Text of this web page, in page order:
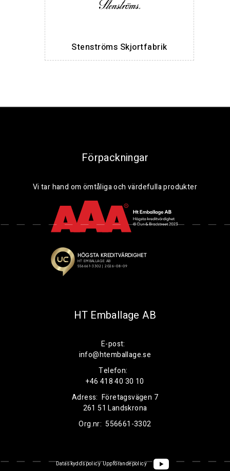
Stenströms Skjortfabrik
Förpackningar
Vi tar hand om ömtåliga och värdefulla produkter
HT Emballage AB
E-post:
info@htemballage.se
Telefon:
+46 418 40 30 10
Adress: Företagsvägen 7
261 51 Landskrona
Org.nr: 556661-3302
Dataskyddspolicy Uppförandepolicy